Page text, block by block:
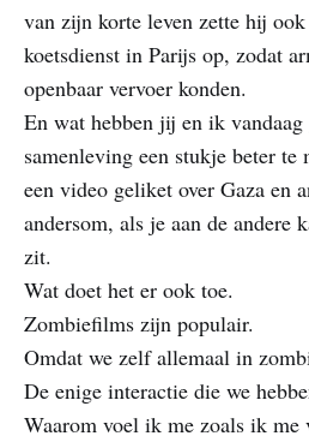
van zijn korte leven zette hij ook
koetsdienst in Parijs op, zodat
openbaar vervoer konden.
En wat hebben jij en ik vandaag
samenleving een stukje beter
een video geliket over Gaza en
andersom, als je aan de andere
zit.
Wat doet het er ook toe.
Zombiefilms zijn populair.
Omdat we zelf allemaal in
De enige interactie die we
Waarom voel ik me zoals ik me